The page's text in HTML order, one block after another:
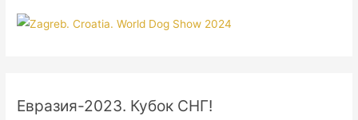
Евразия-2023. Кубок СНГ!